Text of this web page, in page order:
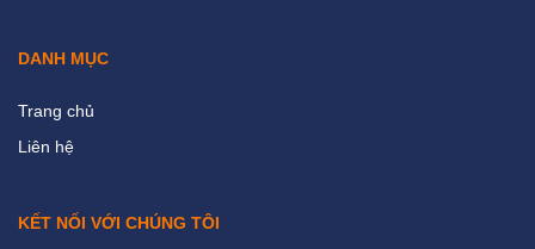
DANH MỤC
Trang chủ
Liên hệ
KẾT NỐI VỚI CHÚNG TÔI